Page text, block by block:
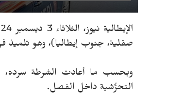
صقلية، جنوب إيطاليا)، وهو تلميذ
وبحسب ما أعادت الشرطة سرده،
التحرُّشية داخل الفصل.